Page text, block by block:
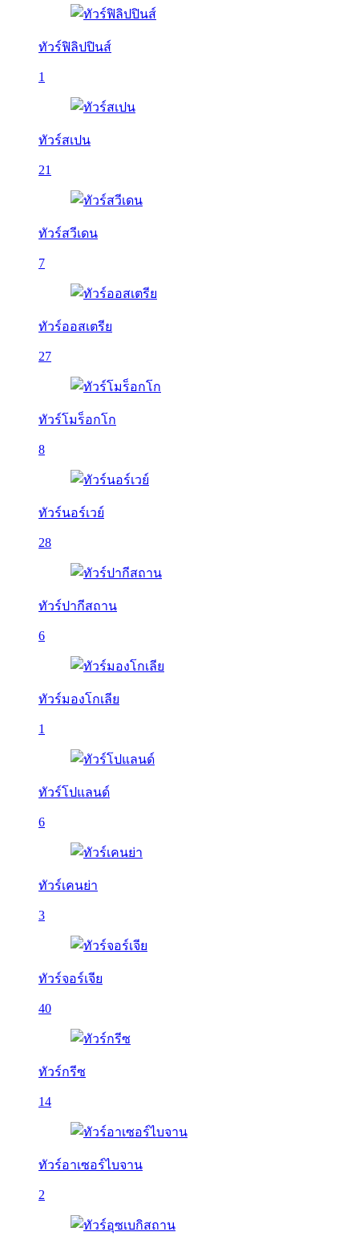
ทัวร์ฟิลิปปินส์
1
ทัวร์สเปน
21
ทัวร์สวีเดน
7
ทัวร์ออสเตรีย
27
ทัวร์โมร็อกโก
8
ทัวร์นอร์เวย์
28
ทัวร์ปากีสถาน
6
ทัวร์มองโกเลีย
1
ทัวร์โปแลนด์
6
ทัวร์เคนย่า
3
ทัวร์จอร์เจีย
40
ทัวร์กรีซ
14
ทัวร์อาเซอร์ไบจาน
2